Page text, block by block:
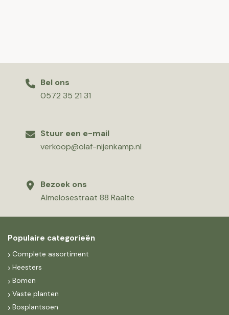
Bel ons
0572 35 21 31
Stuur een e-mail
verkoop@olaf-nijenkamp.nl
Bezoek ons
Almelosestraat 88 Raalte
Populaire categorieën
Complete assortiment
Heesters
Bomen
Vaste planten
Bosplantsoen